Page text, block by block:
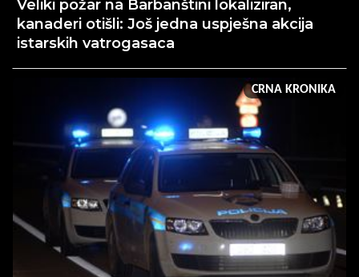
Veliki požar na Barbanštini lokaliziran,
kanaderi otišli: Još jedna uspješna akcija
istarskih vatrogasaca
CRNA KRONIKA